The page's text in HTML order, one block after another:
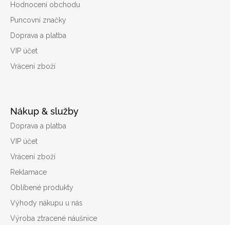
Hodnocení obchodu
Puncovní značky
Doprava a platba
VIP účet
Vrácení zboží
Nákup & služby
Doprava a platba
VIP účet
Vrácení zboží
Reklamace
Oblíbené produkty
Výhody nákupu u nás
Výroba ztracené náušnice